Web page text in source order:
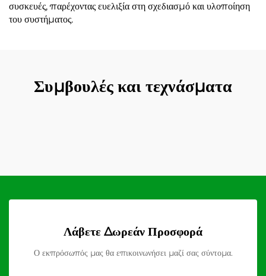
συσκευές, παρέχοντας ευελιξία στη σχεδιασμό και υλοποίηση
του συστήματος.
Συμβουλές και τεχνάσματα
Λάβετε Δωρεάν Προσφορά
Ο εκπρόσωπός μας θα επικοινωνήσει μαζί σας σύντομα.